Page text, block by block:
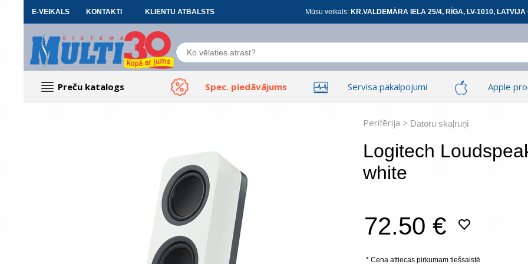
E-VEIKALS KONTAKTI KLIENTU ATBALSTS Mūsu veikals: KR.VALDEMĀRA IELA 25/4, RĪGA, LV-1010,
Ieiet
Ieiet
Preču katalogs Spec. piedāvājums Servisa pakalpojumi Apple
Tīkla produkti Viedierīces
Perifērija > Datoru skaļruņi
Logitech
white
72.50 €
* Cena attiecas pirkumam tiešsaistē